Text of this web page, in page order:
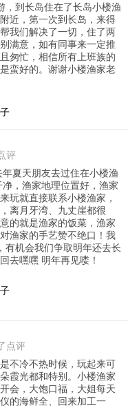
，到长岛住在了长岛小楼渔
近，第一次到长岛，来得
我们解决了一切，住了两
满意，如有同事来一定推
匆忙，相信所有上班族的
蛮好的。谢谢小楼渔家老
评
夏天朋友去过住在小楼渔
，渔家地理位置好，渔家
玩就直接联系小楼渔家，
离月牙湾、九丈崖都很
的就是渔家的饭菜，渔家
渔家的手艺赞不绝口！我
有机会我们争取明年还去长
去嘿嘿 明年再见喽！
点评
不冷不热时候，玩起来可
霞光都和特别。小楼渔家
会，大饱口福，大姐每天
的海鲜全、回来加工一